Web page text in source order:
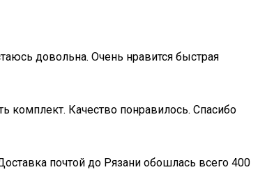
довольна. Очень нравится быстрая
комплект. Качество понравилось. Спасибо
почтой до Рязани обошлась всего 400